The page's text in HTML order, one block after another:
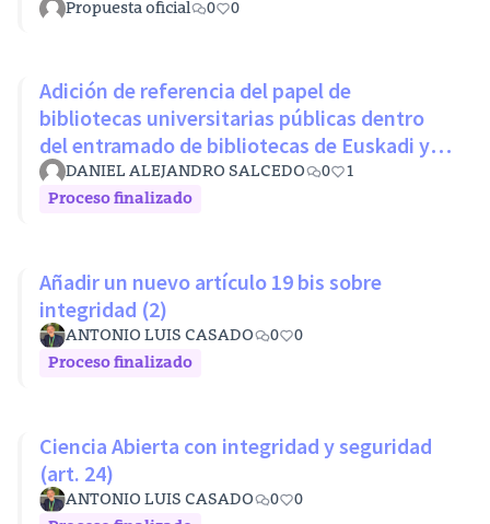
Propuesta oficial 0 0
Adición de referencia del papel de
bibliotecas universitarias públicas dentro
del entramado de bibliotecas de Euskadi y
RLPE (Ley 11/2007 26 octubre)
DANIEL ALEJANDRO SALCEDO 0
1
Proceso finalizado
Añadir un nuevo artículo 19 bis sobre
integridad (2)
ANTONIO LUIS CASADO 0
0
Proceso finalizado
Ciencia Abierta con integridad y seguridad
(art. 24)
ANTONIO LUIS CASADO 0
0